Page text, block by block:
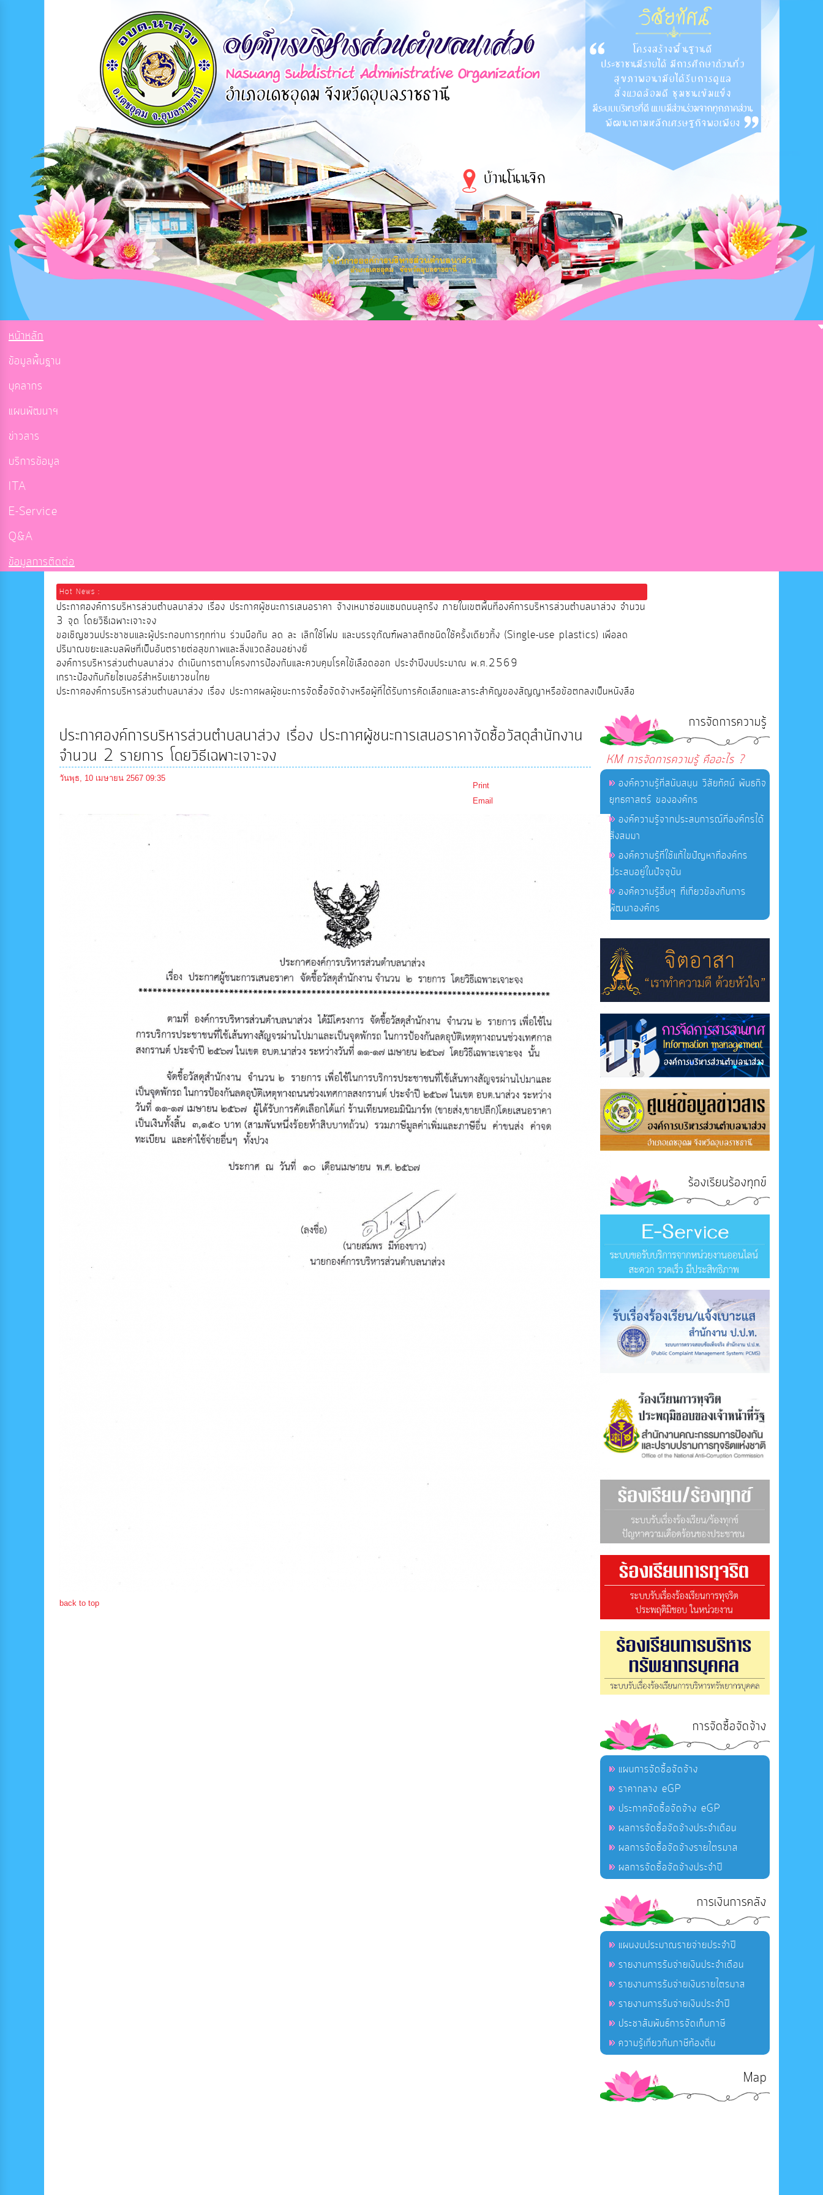
หน้าหลัก
ข้อมูลพื้นฐาน
บุคลากร
แผนพัฒนาฯ
ข่าวสาร
บริการข้อมูล
ITA
E-Service
Q&A
ข้อมูลการติดต่อ
Hot News :
ประกาศองค์การบริหารส่วนตำบลนาส่วง เรื่อง ประกาศผู้ชนะการเสนอราคา จ้างเหมาซ่อมแซมถนนลูกรัง ภายในเขตพื้นที่องค์การบริหารส่วนตำบลนาส่วง จำนวน
3 จุด โดยวิธีเฉพาะเจาะจง
ขอเชิญชวนประชาชนและผู้ประกอบการทุกท่าน ร่วมมือกัน ลด ละ เลิกใช้โฟม และบรรจุภัณฑ์พลาสติกชนิดใช้ครั้งเดียวทิ้ง (Single-use plastics) เพื่อลด
ปริมาณขยะและมลพิษที่เป็นอันตรายต่อสุขภาพและสิ่งแวดล้อมอย่างยั่
องค์การบริหารส่วนตำบลนาส่วง ดำเนินการตามโครงการป้องกันและควบคุมโรคไข้เลือดออก ประจำปีงบประมาณ พ.ศ.2569
เกราะป้องกันภัยไซเบอร์สำหรับเยาวชนไทย
ประกาศองค์การบริหารส่วนตำบลนาส่วง เรื่อง ประกาศผลผู้ชนะการจัดซื้อจัดจ้างหรือผู้ที่ได้รับการคัดเลือกและสาระสำคัญของสัญญาหรือข้อตกลงเป็นหนังสือ
ประกาศองค์การบริหารส่วนตำบลนาส่วง เรื่อง ประกาศผู้ชนะการเสนอราคาจัดซื้อวัสดุสำนักงาน
จำนวน 2 รายการ โดยวิธีเฉพาะเจาะจง
วันพุธ, 10 เมษายน 2567 09:35
Print
Email
back to top
การจัดการความรู้
KM การจัดการความรู้ คืออะไร ?
องค์ความรู้ที่สนับสนุน วิสัยทัศน์ พันธกิจ
ยุทธศาสตร์ ขององค์กร
องค์ความรู้จากประสบการณ์ที่องค์กรได้
สั่งสมมา
องค์ความรู้ที่ใช้แก้ไขปัญหาที่องค์กร
ประสบอยู่ในปัจจุบัน
องค์ความรู้อื่นๆ ที่เกี่ยวข้องกับการ
พัฒนาองค์กร
ร้องเรียนร้องทุกข์
การจัดซื้อจัดจ้าง
แผนการจัดซื้อจัดจ้าง
ราคากลาง eGP
ประกาศจัดซื้อจัดจ้าง eGP
ผลการจัดซื้อจัดจ้างประจำเดือน
ผลการจัดซื้อจัดจ้างรายไตรมาส
ผลการจัดซื้อจัดจ้างประจำปี
การเงินการคลัง
แผนงบประมาณรายจ่ายประจำปี
รายงานการรับจ่ายเงินประจำเดือน
รายงานการรับจ่ายเงินรายไตรมาส
รายงานการรับจ่ายเงินประจำปี
ประชาสัมพันธ์การจัดเก็บภาษี
ความรู้เกี่ยวกับภาษีท้องถิ่น
Map